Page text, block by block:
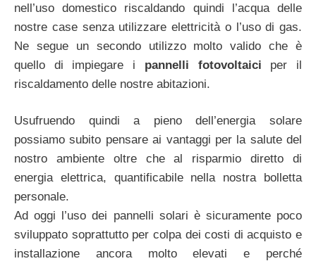
nell’uso domestico riscaldando quindi l’acqua delle
nostre case senza utilizzare elettricità o l’uso di gas.
Ne segue un secondo utilizzo molto valido che è
quello di impiegare i pannelli fotovoltaici per il
riscaldamento delle nostre abitazioni.
Usufruendo quindi a pieno dell’energia solare
possiamo subito pensare ai vantaggi per la salute del
nostro ambiente oltre che al risparmio diretto di
energia elettrica, quantificabile nella nostra bolletta
personale.
Ad oggi l’uso dei pannelli solari è sicuramente poco
sviluppato soprattutto per colpa dei costi di acquisto e
installazione ancora molto elevati e perché